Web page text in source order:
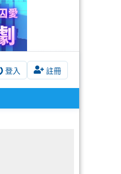
登入 註冊